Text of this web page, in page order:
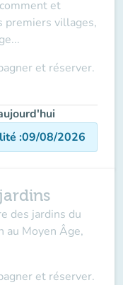
et
premiers villages,
et réserver.
:09/08/2026
des jardins du
au Moyen Âge,
et réserver.